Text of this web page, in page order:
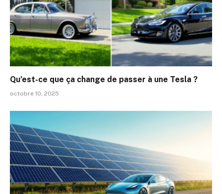
Qu’est-ce que ça change de passer à une Tesla ?
octobre 10, 2025